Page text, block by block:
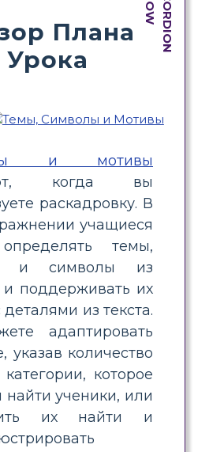
Плана
Урока
и мотивы
когда вы
раскадровку. В
учащиеся
темы,
и символы из
поддерживать их
из текста.
адаптировать
указав количество
которое
ученики, или
их найти и